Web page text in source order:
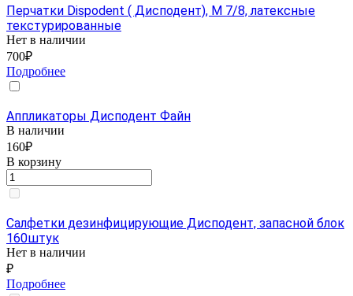
Перчатки Dispodent ( Дисподент), М 7/8, латексные
текстурированные
Нет в наличии
700₽
Подробнее
Аппликаторы Дисподент Файн
В наличии
160₽
В корзину
Салфетки дезинфицирующие Дисподент, запасной блок
160штук
Нет в наличии
₽
Подробнее